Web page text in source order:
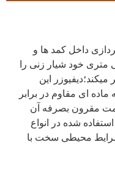
داخل کمد ها و
میباشد که با عمق 0.7میلی متری خود شیار زنی را
1.6میل میسر میکند؛دیفیوزر این
ای مقاوم در برابر
مقرون بصرفه آن
شده در انواع
محیطی سخت با